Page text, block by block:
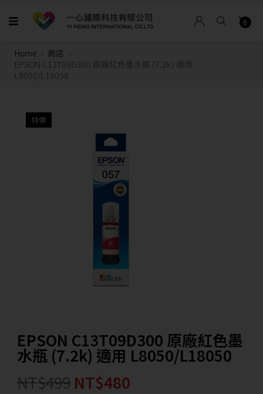
0
Home
商店
EPSON C13T09D300 原廠紅色墨水瓶 (7.2k) 適用
L8050/L18050
特價
EPSON C13T09D300 原廠紅色墨
水瓶 (7.2k) 適用 L8050/L18050
NT$499 NT$480